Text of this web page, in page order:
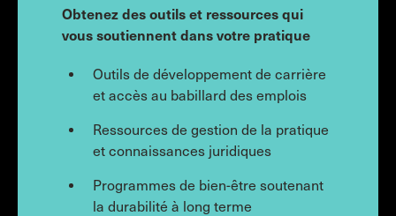
Obtenez des outils et ressources qui
vous soutiennent dans votre pratique
Outils de développement de carrière
et accès au babillard des emplois
Ressources de gestion de la pratique
et connaissances juridiques
Programmes de bien-être soutenant
la durabilité à long terme